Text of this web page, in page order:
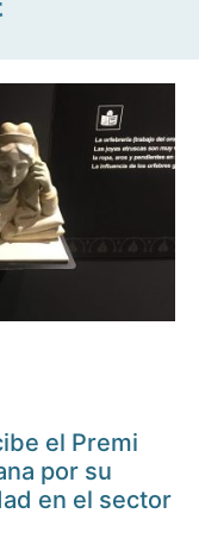
el Premi
por su
en el sector